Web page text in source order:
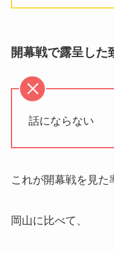
開幕戦で露呈した
話にならない
これが開幕戦を見た
岡山に比べて、